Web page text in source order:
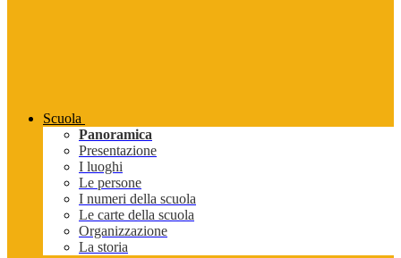
Scuola
Panoramica
Presentazione
I luoghi
Le persone
I numeri della scuola
Le carte della scuola
Organizzazione
La storia